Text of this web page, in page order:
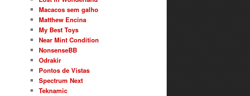
Macacos sem galho
Matthew Encina
My Best Toys
Near Mint Condition
NonsenseBB
Odrakir
Pontos de Vistas
Spectrum Next
Teknamic